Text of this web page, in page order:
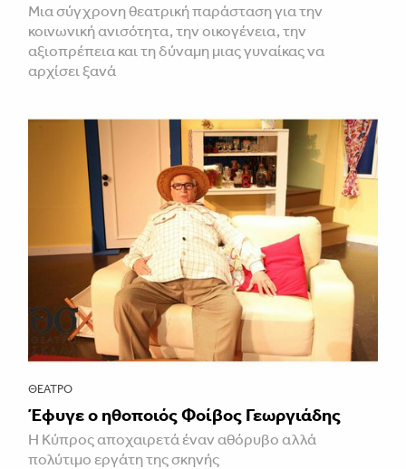
Μια σύγχρονη θεατρική παράσταση για την
κοινωνική ανισότητα, την οικογένεια, την
αξιοπρέπεια και τη δύναμη μιας γυναίκας να
αρχίσει ξανά
ΘΈΑΤΡΟ
Έφυγε ο ηθοποιός Φοίβος Γεωργιάδης
Η Κύπρος αποχαιρετά έναν αθόρυβο αλλά
πολύτιμο εργάτη της σκηνής